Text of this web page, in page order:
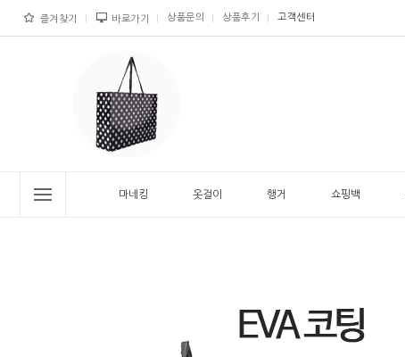
즐겨찾기 바로가기 상품문의 상품후기 고객센터
마네킹 옷걸이 행거 쇼핑백